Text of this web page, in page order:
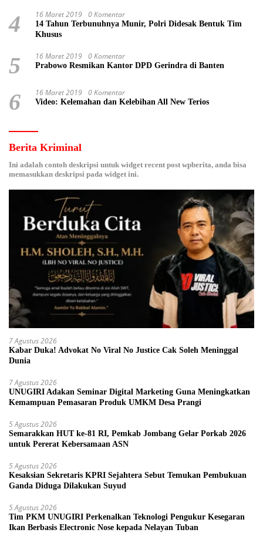
4 16 Maret 2019 0 Komentar
14 Tahun Terbunuhnya Munir, Polri Didesak Bentuk Tim
Khusus
5 16 Maret 2019 0 Komentar
Prabowo Resmikan Kantor DPD Gerindra di Banten
6 16 Maret 2019 0 Komentar
Video: Kelemahan dan Kelebihan All New Terios
Berita Kriminal
Ini adalah contoh deskripsi untuk widget recent post wpberita, anda bisa
memasukkan deskripsi pada widget ini.
7 Agustus 2026
Kabar Duka! Advokat No Viral No Justice Cak Soleh Meninggal
Dunia
7 Agustus 2026
UNUGIRI Adakan Seminar Digital Marketing Guna Meningkatkan
Kemampuan Pemasaran Produk UMKM Desa Prangi
5 Agustus 2026
Semarakkan HUT ke-81 RI, Pemkab Jombang Gelar Porkab 2026
untuk Pererat Kebersamaan ASN
5 Agustus 2026
Kesaksian Sekretaris KPRI Sejahtera Sebut Temukan Pembukuan
Ganda Diduga Dilakukan Suyud
5 Agustus 2026
Tim PKM UNUGIRI Perkenalkan Teknologi Pengukur Kesegaran
Ikan Berbasis Electronic Nose kepada Nelayan Tuban